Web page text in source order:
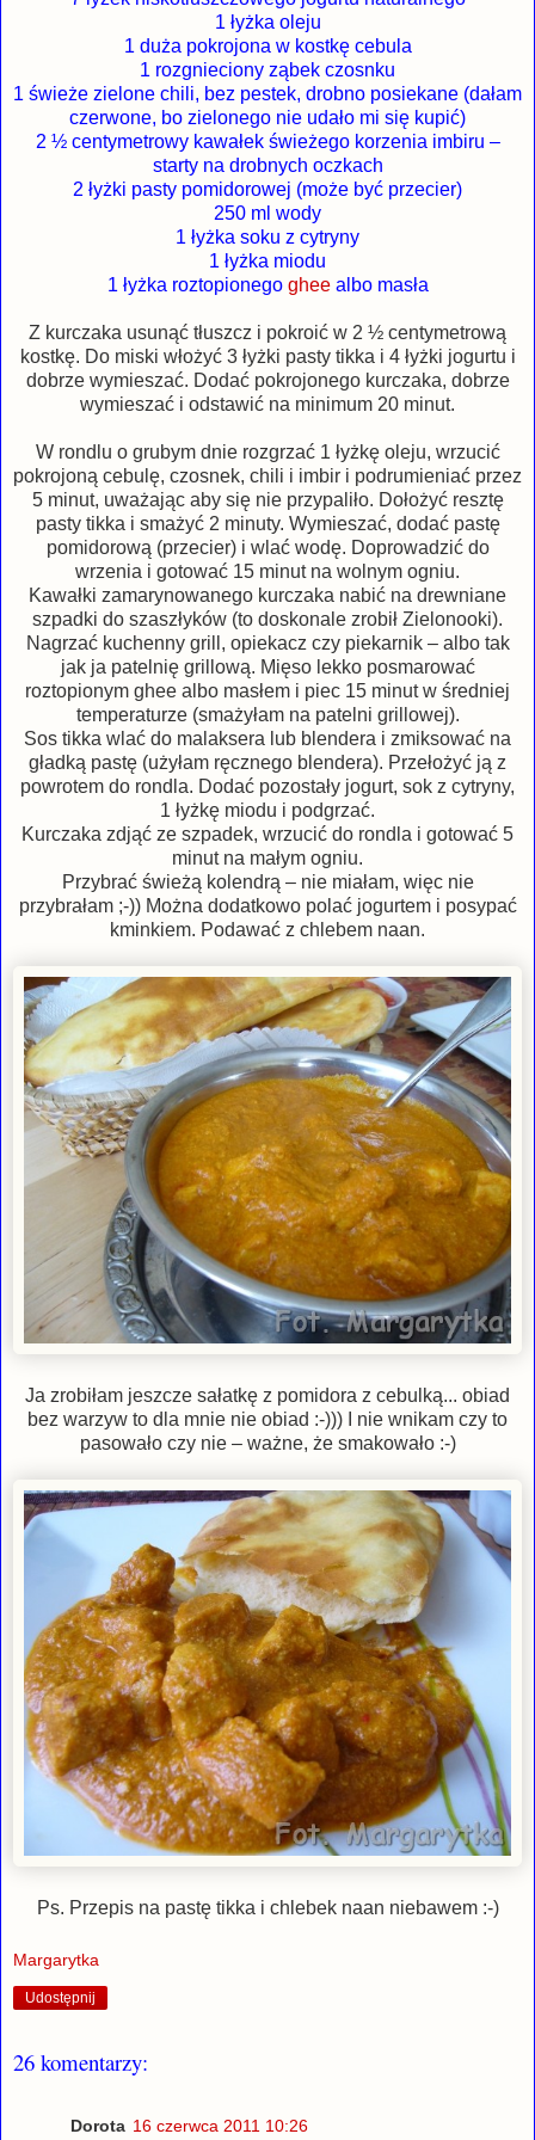
1 łyżka oleju
1 duża pokrojona w kostkę cebula
1 rozgnieciony ząbek czosnku
1 świeże zielone chili, bez pestek, drobno posiekane (dałam
czerwone, bo zielonego nie udało mi się kupić)
2 ½ centymetrowy kawałek świeżego korzenia imbiru –
starty na drobnych oczkach
2 łyżki pasty pomidorowej (może być przecier)
250 ml wody
1 łyżka soku z cytryny
1 łyżka miodu
1 łyżka roztopionego gheealbo masła
Z kurczaka usunąć tłuszcz i pokroić w 2 ½ centymetrową
kostkę. Do miski włożyć 3 łyżki pasty tikka i 4 łyżki jogurtu i
dobrze wymieszać. Dodać pokrojonego kurczaka, dobrze
wymieszać i odstawić na minimum 20 minut.
W rondlu o grubym dnie rozgrzać 1 łyżkę oleju, wrzucić
pokrojoną cebulę, czosnek, chili i imbir i podrumieniać przez
5 minut, uważając aby się nie przypaliło. Dołożyć resztę
pasty tikka i smażyć 2 minuty. Wymieszać, dodać pastę
pomidorową (przecier) i wlać wodę. Doprowadzić do
wrzenia i gotować 15 minut na wolnym ogniu.
Kawałki zamarynowanego kurczaka nabić na drewniane
szpadki do szaszłyków (to doskonale zrobił Zielonooki).
Nagrzać kuchenny grill, opiekacz czy piekarnik – albo tak
jak ja patelnię grillową. Mięso lekko posmarować
roztopionym ghee albo masłem i piec 15 minut w średniej
temperaturze (smażyłam na patelni grillowej).
Sos tikka wlać do malaksera lub blendera i zmiksować na
gładką pastę (użyłam ręcznego blendera). Przełożyć ją z
powrotem do rondla. Dodać pozostały jogurt, sok z cytryny,
1 łyżkę miodu i podgrzać.
Kurczaka zdjąć ze szpadek, wrzucić do rondla i gotować 5
minut na małym ogniu.
Przybrać świeżą kolendrą – nie miałam, więc nie
przybrałam ;-)) Można dodatkowo polać jogurtem i posypać
kminkiem. Podawać z chlebem naan.
Ja zrobiłam jeszcze sałatkę z pomidora z cebulką... obiad
bez warzyw to dla mnie nie obiad :-))) I nie wnikam czy to
pasowało czy nie – ważne, że smakowało :-)
Ps. Przepis na pastę tikka i chlebek naan niebawem :-)
Margarytka
Udostępnij
26 komentarzy:
Dorota 16 czerwca 2011 10:26